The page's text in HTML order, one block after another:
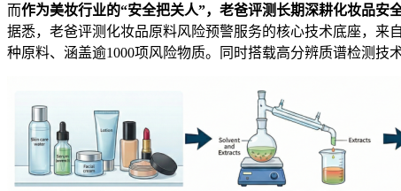
而作为美妆行业的“安全把关人”，老爸评测长期深耕化妆品安
据悉，老爸评测化妆品原料风险预警服务的核心技术底座，来
种原料、涵盖逾1000项风险物质。同时搭载高分辨质谱检测技